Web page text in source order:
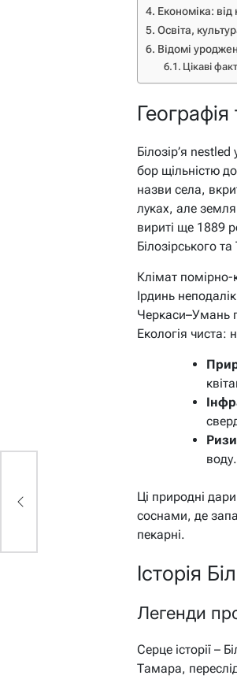
Економіка: від
Освіта,
Відомі
Цікаві
Білозір’я
бор щільністю
назви села,
луках, але земля
вириті ще 1889
Білозірського
Клімат помірно-
Ірдинь
Черкаси–Умань
Екологія чиста:
воду.
Ці природні
соснами, де
пекарні.
Історія
Легенди
Серце історії –
Тамара,